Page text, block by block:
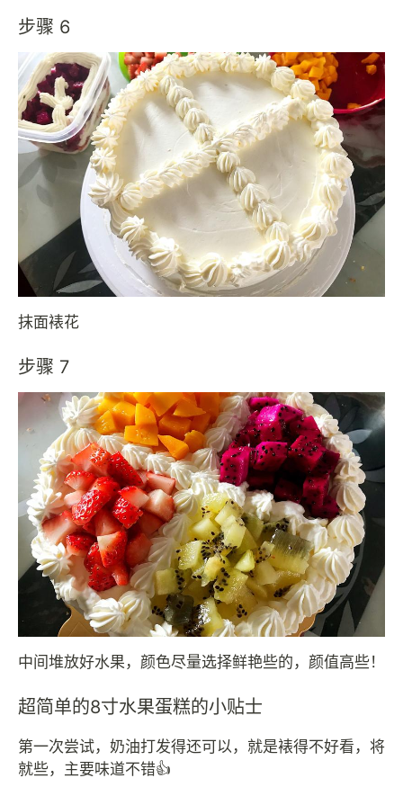
步骤 6
抹面裱花
步骤 7
中间堆放好水果，颜色尽量选择鲜艳些的，颜值高些！
超简单的8寸水果蛋糕的小贴士
第一次尝试，奶油打发得还可以，就是裱得不好看，将
就些，主要味道不错👍